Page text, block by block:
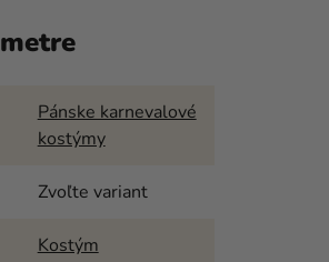
Pánske karnevalové
kostýmy
Zvoľte variant
Kostým